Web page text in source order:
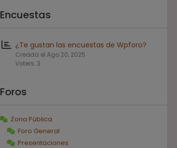
Encuestas
¿Te gustan las encuestas de Wpforo?
Creada el Ago 20, 2025
Voters: 3
Foros
Zona Pública
Foro General
Presentaciones